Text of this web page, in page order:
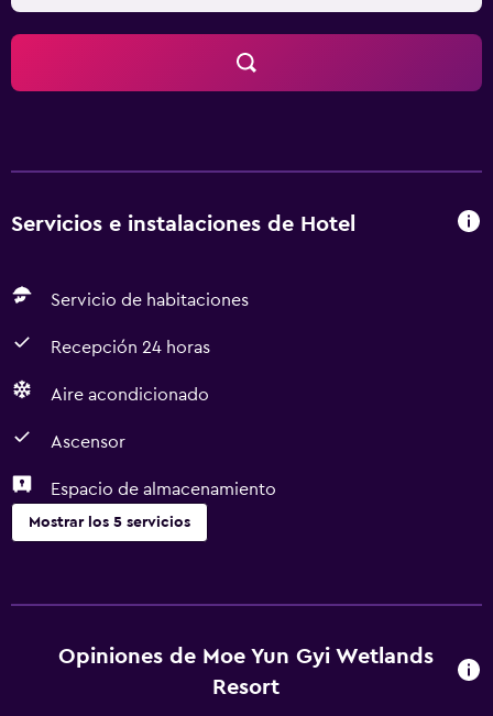
Servicios e instalaciones de Hotel
Servicio de habitaciones
Recepción 24 horas
Aire acondicionado
Ascensor
Espacio de almacenamiento
Mostrar los 5 servicios
Servicio de habitaciones
Recepción 24 horas
Opiniones de Moe Yun Gyi Wetlands
Resort